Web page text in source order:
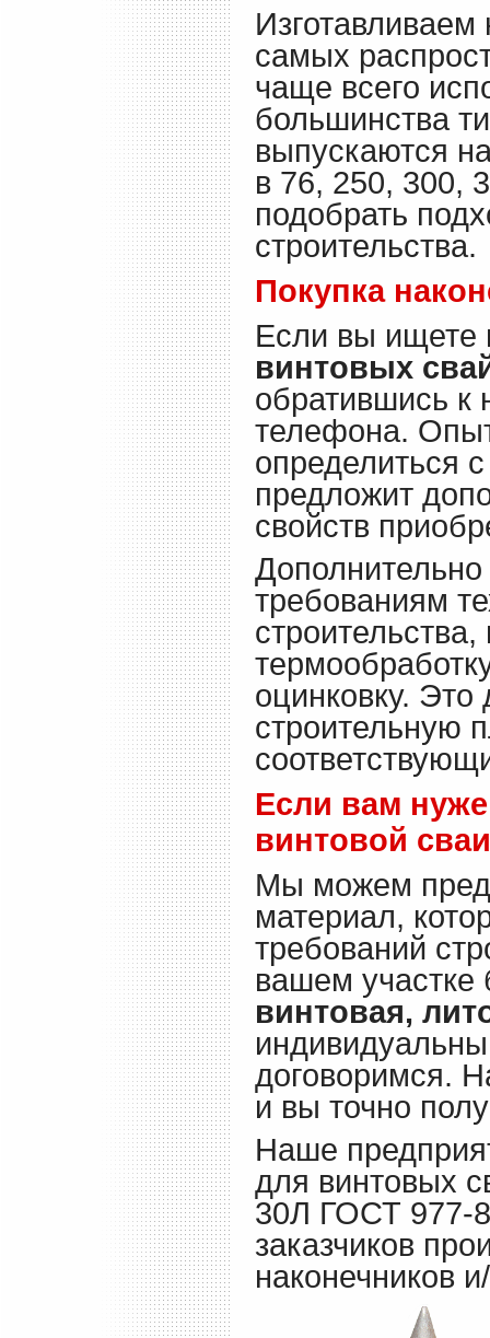
самых
чаще всего
большинства
выпускаются
в 76, 250, 300,
подобрать
строительства.
Покупка
Если вы
винтовых
обратившись к
телефона.
определиться
предложит
свойств
требованиям
оцинковку. Это
строительную
Если вам
винтовой
Мы можем
материал,
требований
вашем участке
винтовая,
договоримся.
и вы точно
Наше
для винтовых
30Л ГОСТ 977-
заказчиков
наконечников